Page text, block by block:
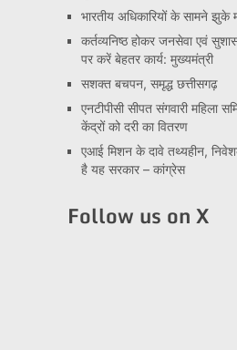
भारतीय अधिकारियों के सामने झुके
कर्तव्यनिष्ठ होकर जनसेवा एवं
पर करें बेहतर कार्य: मुख्यमंत्री
सशक्त बचपन, समृद्ध छत्तीसगढ़
एनटीपीसी सीपत संगवारी महिला
केंद्रों को दरी का वितरण
एआई मिशन के दावे तथ्यहीन,
है यह सरकार – कांग्रेस
Follow us on X